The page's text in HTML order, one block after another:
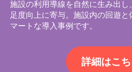
施設の利用導線を自然に生み出し
足度向上に寄与。施設内の回遊と
マートな導入事例です。
詳細はこ